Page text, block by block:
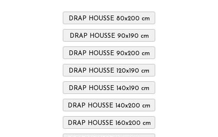
DRAP HOUSSE 80x200 cm
DRAP HOUSSE 90x190 cm
DRAP HOUSSE 90x200 cm
DRAP HOUSSE 120x190 cm
DRAP HOUSSE 140x190 cm
DRAP HOUSSE 140x200 cm
DRAP HOUSSE 160x200 cm